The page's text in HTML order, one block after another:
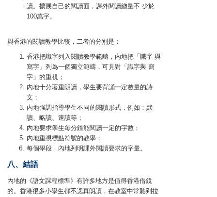
讀。擴展自己的閱讀面，課外閱讀總量不 少於
100萬字。
與香港的閱讀教學比較，二者的分別是：
香港把識字列入閱讀教學範疇，內地把「識字 與
寫字」列為一個獨立範疇，可見對「識字與 寫
字」的重視；
內地十分著重朗讀，學生要背誦一定數量的詩
文；
內地強調指導學生不同的閱讀形式，例如：默
讀、略讀、速讀等；
內地要求學生每分鐘能閱讀一定的字數；
內地重視標點符號的教學；
每個學段，內地列明課外閱讀要求的字量。
八、結語
內地的《語文課程標準》有許多地方是值得香港借鏡
的。香港很多小學生都不認真朗讀，在教室中常聽到拉